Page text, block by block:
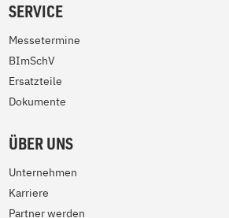
SERVICE
Messetermine
BImSchV
Ersatzteile
Dokumente
ÜBER UNS
Unternehmen
Karriere
Partner werden